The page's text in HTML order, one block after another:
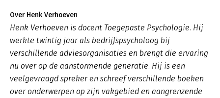
Over Henk Verhoeven
Henk Verhoeven is docent Toegepaste Psychologie. Hij
werkte twintig jaar als bedrijfspsycholoog bij
verschillende adviesorganisaties en brengt die ervaring
nu over op de aanstormende generatie. Hij is een
veelgevraagd spreker en schreef verschillende boeken
over onderwerpen op zijn vakgebied en aangrenzende